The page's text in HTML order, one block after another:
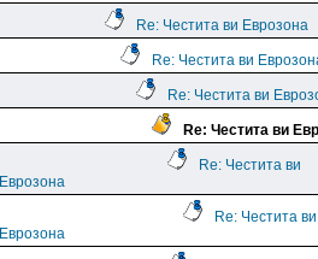
Re: Честита ви Еврозона
Re: Честита ви
Re: Честита ви
Re: Честита ви
Re: Честита ви
Еврозона
Re: Честита ви
Еврозона